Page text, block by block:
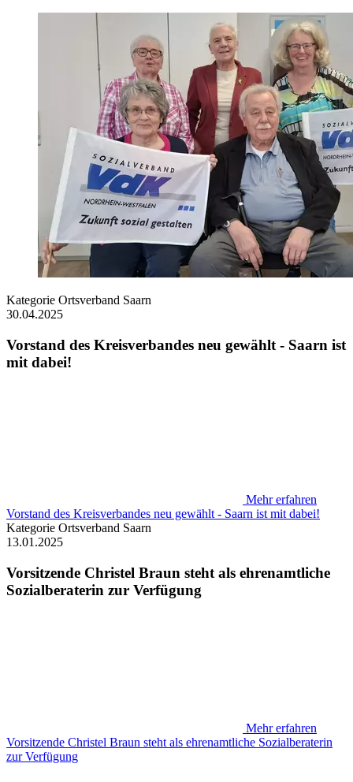
Kategorie Ortsverband Saarn
30.04.2025
Vorstand des Kreisverbandes neu gewählt - Saarn ist
mit dabei!
Mehr erfahren
Vorstand des Kreisverbandes neu gewählt - Saarn ist mit dabei!
Kategorie Ortsverband Saarn
13.01.2025
Vorsitzende Christel Braun steht als ehrenamtliche
Sozialberaterin zur Verfügung
Mehr erfahren
Vorsitzende Christel Braun steht als ehrenamtliche Sozialberaterin
zur Verfügung